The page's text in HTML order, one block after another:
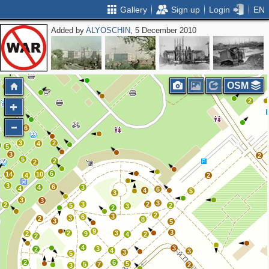
Gallery Sign up Login EN
Added byALYOSCHIN, 5 December 2010
6
3
5
3
5 2
4 2
2
10
4
14
3
4
3
3
4
6
6
2 3 3
2 9
6
3
5
3
3
4
2
6
2
5
3
2
5
3
8
2
2
3
2
3
4
3
9
3
4
6
5
3
2
3 3
2
2
5
2
7
3
5
5
4
2
2
2
2
2
OSM